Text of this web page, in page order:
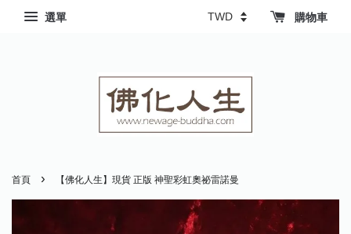
選單 購物車
首頁 › 【佛化人生】現貨 正版 神聖彩虹奧祕雷諾曼